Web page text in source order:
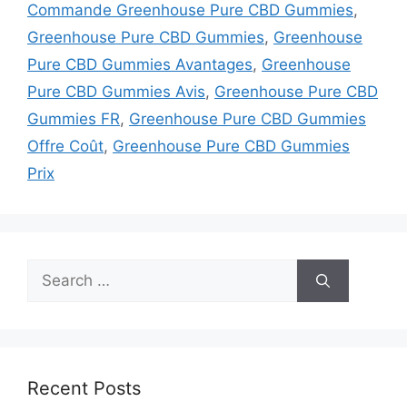
Commande Greenhouse Pure CBD Gummies,
Greenhouse Pure CBD Gummies, Greenhouse
Pure CBD Gummies Avantages, Greenhouse
Pure CBD Gummies Avis, Greenhouse Pure CBD
Gummies FR, Greenhouse Pure CBD Gummies
Offre Coût, Greenhouse Pure CBD Gummies
Prix
Search
for:
Recent Posts